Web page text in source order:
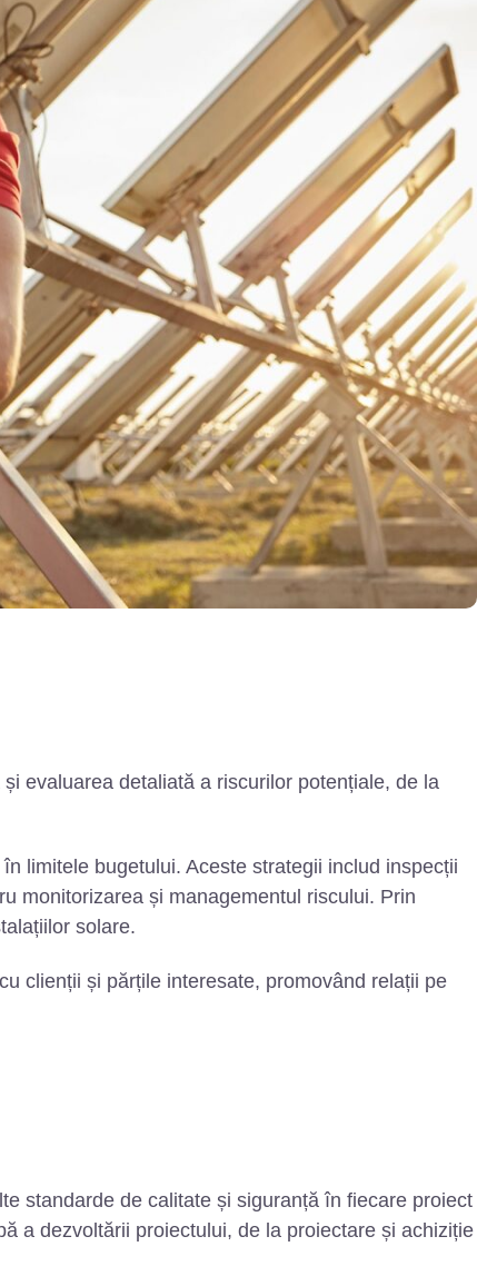
evaluarea detaliată a riscurilor potențiale, de la
limitele bugetului. Aceste strategii includ inspecții
monitorizarea și managementul riscului. Prin
solare.
clienții și părțile interesate, promovând relații pe
standarde de calitate și siguranță în fiecare proiect
a dezvoltării proiectului, de la proiectare și achiziție